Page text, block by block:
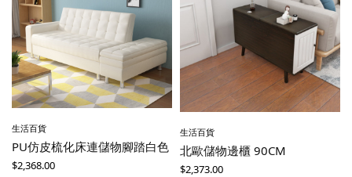
生活百貨
PU仿皮梳化床連儲物腳踏白色
$2,368.00
生活百貨
北歐儲物邊櫃 90CM
$2,373.00